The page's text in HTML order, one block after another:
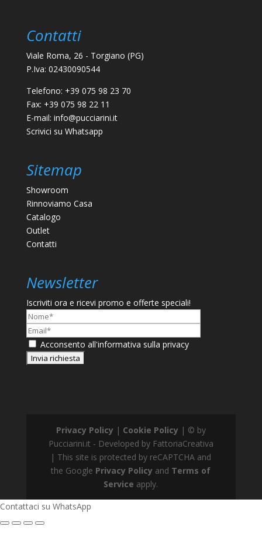
Contatti
Viale Roma, 26 - Torgiano (PG)
P.Iva: 02430090544
Telefono: +39 075 98 23 70
Fax: +39 075 98 22 11
E-mail: info@pucciarini.it
Scrivici su Whatsapp
Sitemap
Showroom
Rinnoviamo Casa
Catalogo
Outlet
Contatti
Newsletter
Iscriviti ora e ricevi promo e offerte speciali!
Nome*
Email*
Acconsento all'informativa sulla privacy
Privacy Policy | Cookie Policy | © by
Pucciarini.it - Developed by FattoriaCreativa
| This site is protected by reCAPTCHA and
the Google Privacy Policy and Terms of
Service apply.
Contattaci su WhatsApp